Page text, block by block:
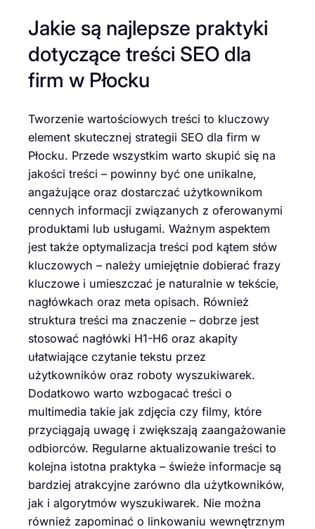
Jakie są najlepsze praktyki
dotyczące treści SEO dla
firm w Płocku
Tworzenie wartościowych treści to kluczowy
element skutecznej strategii SEO dla firm w
Płocku. Przede wszystkim warto skupić się na
jakości treści – powinny być one unikalne,
angażujące oraz dostarczać użytkownikom
cennych informacji związanych z oferowanymi
produktami lub usługami. Ważnym aspektem
jest także optymalizacja treści pod kątem słów
kluczowych – należy umiejętnie dobierać frazy
kluczowe i umieszczać je naturalnie w tekście,
nagłówkach oraz meta opisach. Również
struktura treści ma znaczenie – dobrze jest
stosować nagłówki H1-H6 oraz akapity
ułatwiające czytanie tekstu przez
użytkowników oraz roboty wyszukiwarek.
Dodatkowo warto wzbogacać treści o
multimedia takie jak zdjęcia czy filmy, które
przyciągają uwagę i zwiększają zaangażowanie
odbiorców. Regularne aktualizowanie treści to
kolejna istotna praktyka – świeże informacje są
bardziej atrakcyjne zarówno dla użytkowników,
jak i algorytmów wyszukiwarek. Nie można
również zapominać o linkowaniu wewnętrznym